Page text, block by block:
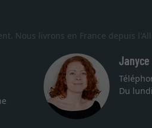
Nous livrons en France depuis
je suis tombée sur ce site.
les temps. J'espère revenir
Du